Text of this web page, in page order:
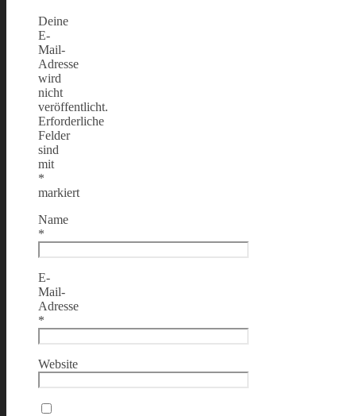
Deine
E-
Mail-
Adresse
wird
nicht
veröffentlicht.
Erforderliche
Felder
sind
mit
*
markiert
Name
*
E-
Mail-
Adresse
*
Website